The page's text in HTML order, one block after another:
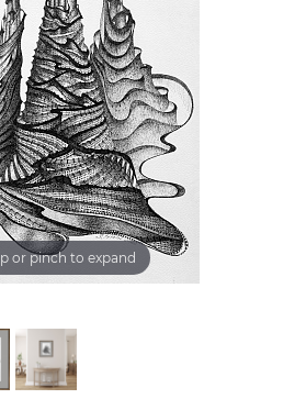
or pinch to expand